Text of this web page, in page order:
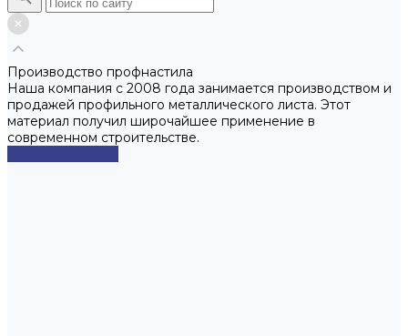
Производство профнастила
Наша компания с 2008 года занимается производством и
продажей профильного металлического листа. Этот
материал получил широчайшее применение в
современном строительстве.